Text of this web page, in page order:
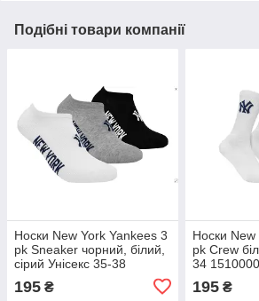
Подібні товари компанії
Носки New York Yankees 3
pk Sneaker чорний, білий,
сірий Унісекс 35-38
195 ₴
Носки New
pk Crew
34
195₴